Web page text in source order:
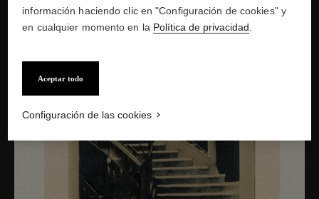
información haciendo clic en "Configuración de cookies" y
en cualquier momento en la Política de privacidad
Aceptar todo
Configuración de las cookies